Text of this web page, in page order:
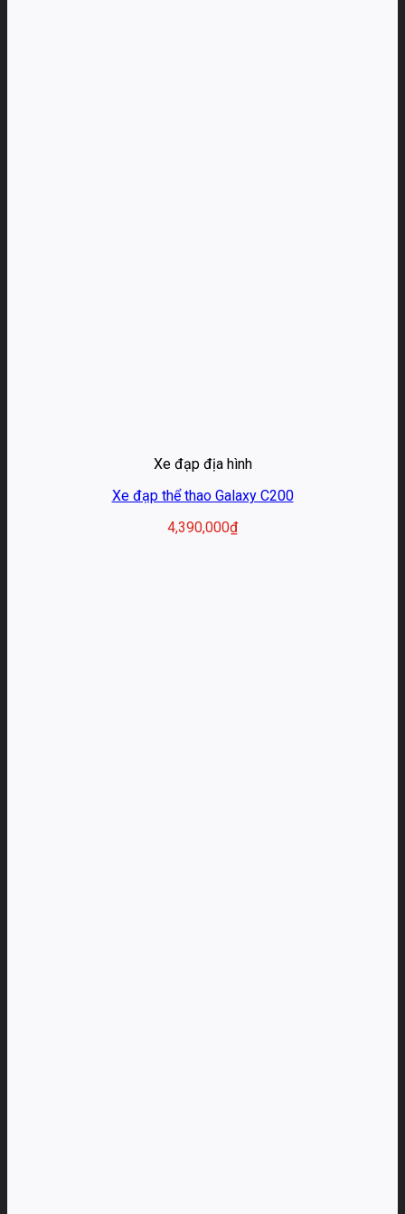
Xe đạp địa hình
Xe đạp thể thao Galaxy C200
4,390,000₫